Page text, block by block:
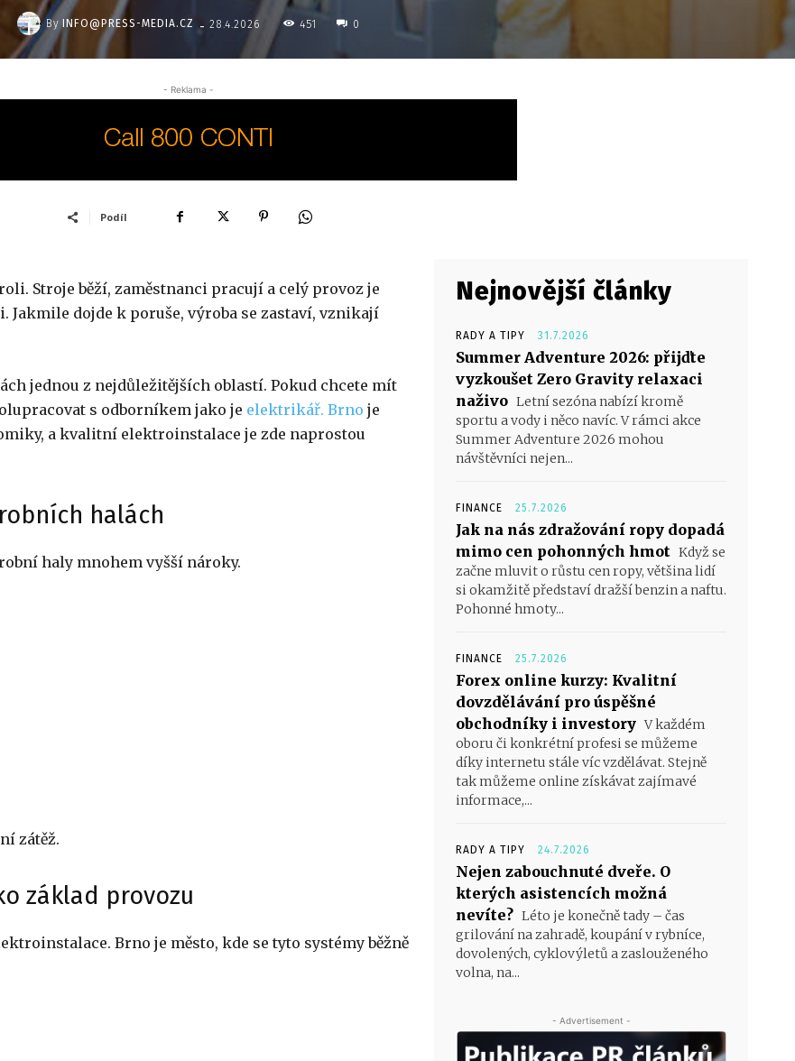
By INFO@PRESS-MEDIA.CZ - 28.4.2026 451 0
- Reklama -
Podíl
Stroje běží, zaměstnanci pracují a celý provoz je
dojde k poruše, výroba se zastaví, vznikají
jednou z nejdůležitějších oblastí. Pokud chcete mít
s odborníkem jako je elektrikář. Brno je
a kvalitní elektroinstalace je zde naprostou
halách
haly mnohem vyšší nároky.
zátěž.
základ provozu
Brno je město, kde se tyto systémy běžně
Nejnovější články
RADY A TIPY 31.7.2026
Summer Adventure 2026: přijďte
vyzkoušet Zero Gravity relaxaci
naživo Letní sezóna nabízí kromě
sportu a vody i něco navíc. V rámci akce
Summer Adventure 2026 mohou
návštěvníci nejen...
FINANCE 25.7.2026
Jak na nás zdražování ropy dopadá
mimo cen pohonných hmot Když se
začne mluvit o růstu cen ropy, většina lidí
si okamžitě představí dražší benzin a naftu.
Pohonné hmoty...
FINANCE 25.7.2026
Forex online kurzy: Kvalitní
dovzdělávání pro úspěšné
obchodníky i investory V každém
oboru či konkrétní profesi se můžeme
díky internetu stále víc vzdělávat. Stejně
tak můžeme online získávat zajímavé
informace,...
RADY A TIPY 24.7.2026
Nejen zabouchnuté dveře. O
kterých asistencích možná
nevíte? Léto je konečně tady – čas
grilování na zahradě, koupání v rybníce,
dovolených, cyklovýletů a zaslouženého
volna, na...
- Advertisement -